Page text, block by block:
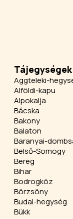
Tájegységek
Aggteleki-
Alföldi-kapu
Alpokalja
Bácska
Bakony
Balaton
Baranyai-
Belső-Somogy
Bereg
Bihar
Bodrogköz
Börzsöny
Budai-hegység
Bükk